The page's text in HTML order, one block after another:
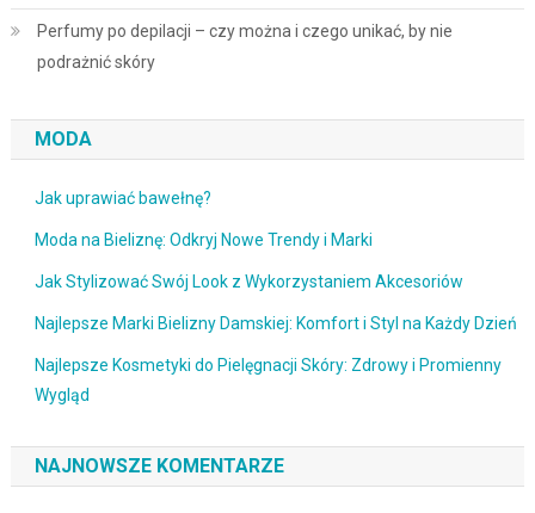
Perfumy po depilacji – czy można i czego unikać, by nie
podrażnić skóry
MODA
Jak uprawiać bawełnę?
Moda na Bieliznę: Odkryj Nowe Trendy i Marki
Jak Stylizować Swój Look z Wykorzystaniem Akcesoriów
Najlepsze Marki Bielizny Damskiej: Komfort i Styl na Każdy Dzień
Najlepsze Kosmetyki do Pielęgnacji Skóry: Zdrowy i Promienny
Wygląd
NAJNOWSZE KOMENTARZE